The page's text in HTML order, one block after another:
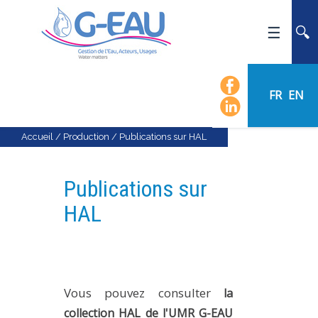
FR EN
ACTUALITÉS
ORGANIGRAMME
LISTE DU PERSONNEL
RECRUTEMENT
Accueil / Production / Publications sur HAL
Publications sur
HAL
Vous pouvez consulter la
collection HAL de l'UMR G-EAU